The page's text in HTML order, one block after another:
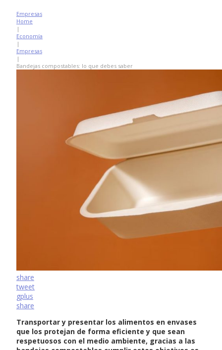
Empresas
Home
|
Economía
|
Empresas
|
Bandejas compostables: lo que debes saber
share
tweet
gplus
share
Transportar y presentar los alimentos en envases
que los protejan de forma eficiente y que sean
respetuosos con el medio ambiente, gracias a las